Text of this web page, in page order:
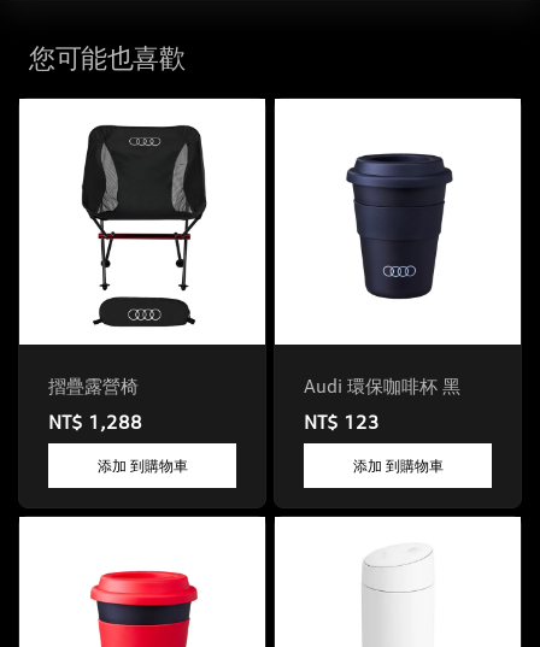
您可能也喜歡
摺疊露營椅
NT$ 1,288
添加 到購物車
Audi 環保咖啡杯 黑
NT$ 123
添加 到購物車